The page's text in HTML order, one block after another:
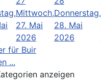
Mittwoch,
27. Mai
2026
Donnerstag,
28. Mai
2026
für Buir
...
anzeigen